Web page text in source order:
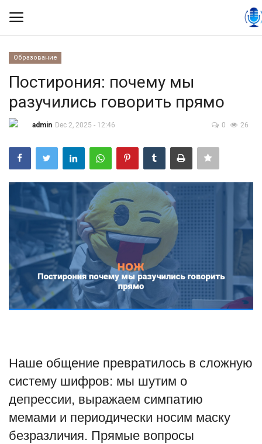
Контакты
Политика
Экономика
Технологии
Спорт
Туризм
Недвижимость
Образование
Шоу-бизнес
Образование
Постирония: почему мы
разучились говорить прямо
admin Dec 2, 2025 - 12:46 0 26
Наше общение превратилось в сложную
систему шифров: мы шутим о
депрессии, выражаем симпатию
мемами и периодически носим маску
безразличия. Прямые вопросы